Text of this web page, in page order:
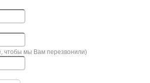
чтобы мы Вам перезвонили)